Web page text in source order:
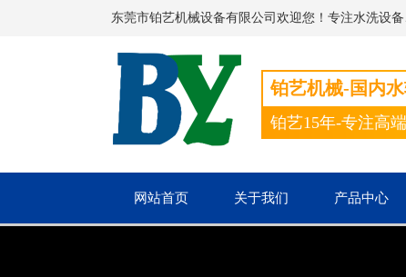
东莞市铂艺机械设备有限公司欢迎您！专注水洗设
铂艺机械-国内
铂艺15年-专注高
网站首页 关于我们 产品中心